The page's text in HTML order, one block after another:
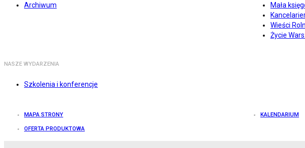
Archiwum
Mała
Wieści
Życie
NASZE WYDARZENIA
Szkolenia i konferencje
MAPA STRONY KALENDARIUM
OFERTA PRODUKTOWA